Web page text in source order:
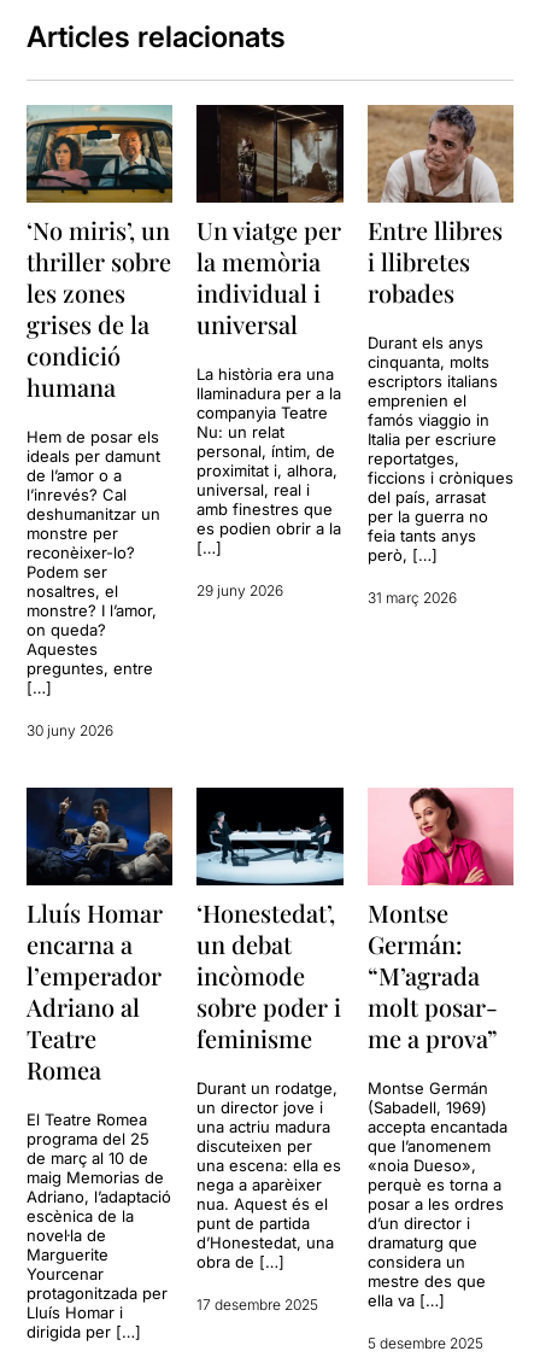
Articles relacionats
‘No miris’, un
thriller sobre
les zones
grises de la
condició
humana
Hem de posar els
ideals per damunt
de l’amor o a
l’inrevés? Cal
deshumanitzar un
monstre per
reconèixer-lo?
Podem ser
nosaltres, el
monstre? I l’amor,
on queda?
Aquestes
preguntes, entre
[…]
30 juny 2026
Un viatge per
la memòria
individual i
universal
La història era una
llaminadura per a la
companyia Teatre
Nu: un relat
personal, íntim, de
proximitat i, alhora,
universal, real i
amb finestres que
es podien obrir a la
[…]
29 juny 2026
Entre llibres
i llibretes
robades
Durant els anys
cinquanta, molts
escriptors italians
emprenien el
famós viaggio in
Italia per escriure
reportatges,
ficcions i cròniques
del país, arrasat
per la guerra no
feia tants anys
però, […]
31 març 2026
Lluís Homar
encarna a
l’emperador
Adriano al
Teatre
Romea
El Teatre Romea
programa del 25
de març al 10 de
maig Memorias de
Adriano, l’adaptació
escènica de la
novel·la de
Marguerite
Yourcenar
protagonitzada per
Lluís Homar i
dirigida per […]
‘Honestedat’,
un debat
incòmode
sobre poder i
feminisme
Durant un rodatge,
un director jove i
una actriu madura
discuteixen per
una escena: ella es
nega a aparèixer
nua. Aquest és el
punt de partida
d’Honestedat, una
obra de […]
17 desembre 2025
Montse
Germán:
“M’agrada
molt posar-
me a prova”
Montse Germán
(Sabadell, 1969)
accepta encantada
que l’anomenem
«noia Dueso»,
perquè es torna a
posar a les ordres
d’un director i
dramaturg que
considera un
mestre des que
ella va […]
5 desembre 2025